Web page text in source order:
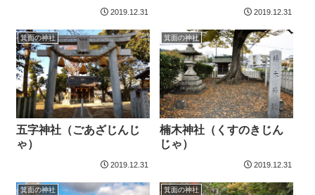
2019.12.31 2019.12.31
箕面の神社
五字神社（ごあざじんじ
ゃ）
2019.12.31
箕面の神社
楠木神社（くすのきじん
じゃ）
2019.12.31
箕面の神社 箕面の神社